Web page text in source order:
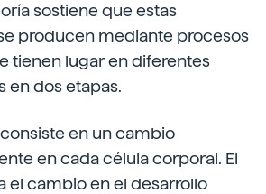
sostiene que estas
producen mediante procesos
tienen lugar en diferentes
en dos etapas.
en un cambio
en cada célula corporal. El
el cambio en el desarrollo